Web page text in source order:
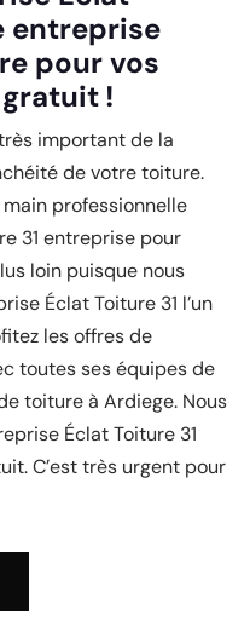
entreprise
pour vos
!
important de la
de votre toiture.
professionnelle
31 entreprise pour
loin puisque nous
Éclat Toiture 31 l’un
les offres de
toutes ses équipes de
toiture à Ardiege. Nous
Éclat Toiture 31
C’est très urgent pour